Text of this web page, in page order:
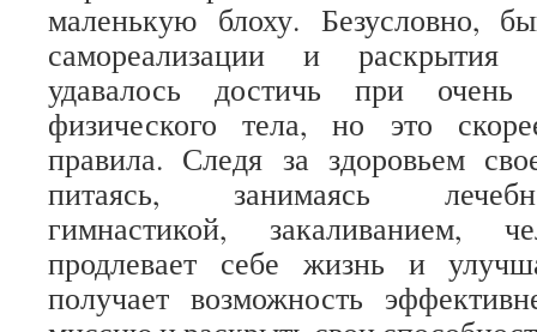
маленькую блоху. Безусловно,
самореализации и раскрытия
удавалось достичь при очень
физического тела, но это
правила. Следя за здоровьем
питаясь, занимаясь лечебно-
гимнастикой, закаливанием,
продлевает себе жизнь и
получает возможность